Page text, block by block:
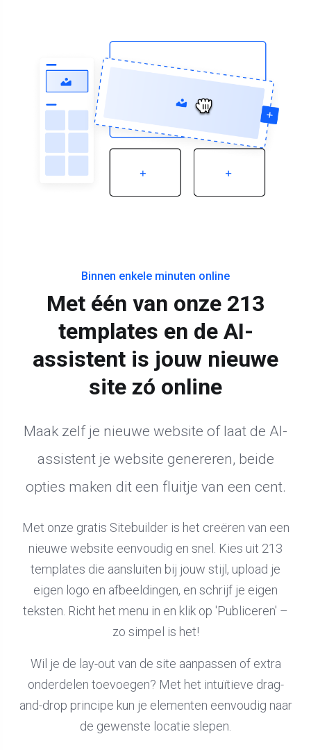
Binnen enkele minuten online
Met één van onze 213
templates en de AI-
assistent is jouw nieuwe
site zó online
Maak zelf je nieuwe website of laat de AI-
assistent je website genereren, beide
opties maken dit een fluitje van een cent.
Met onze gratis Sitebuilder is het creëren van een
nieuwe website eenvoudig en snel. Kies uit 213
templates die aansluiten bij jouw stijl, upload je
eigen logo en afbeeldingen, en schrijf je eigen
teksten. Richt het menu in en klik op 'Publiceren' –
zo simpel is het!
Wil je de lay-out van de site aanpassen of extra
onderdelen toevoegen? Met het intuïtieve drag-
and-drop principe kun je elementen eenvoudig naar
de gewenste locatie slepen.